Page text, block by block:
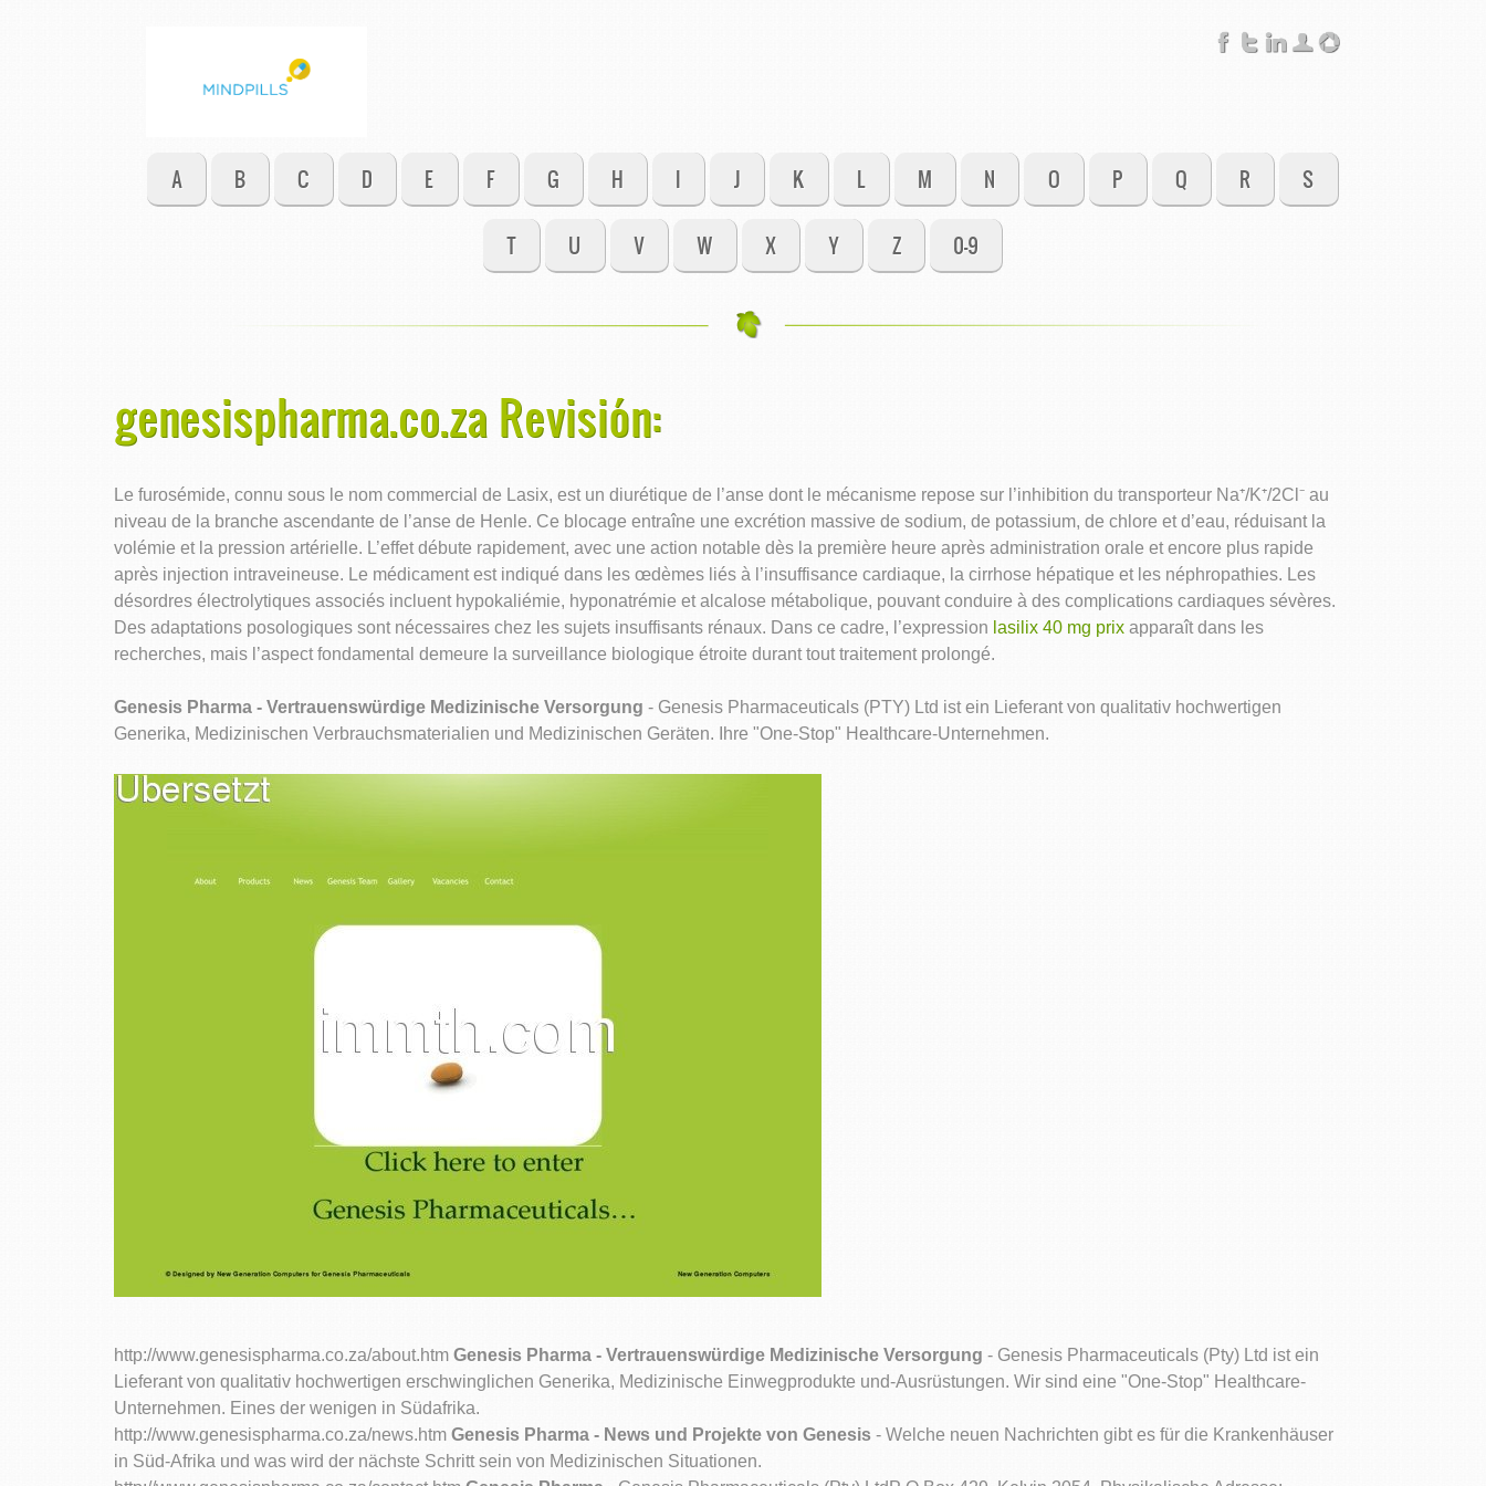
A B C D E F G H I J K L M N O P Q R S
T U V W X Y Z 0-9
genesispharma.co.za Revisión:
Le furosémide, connu sous le nom commercial de Lasix, est un diurétique de l’anse dont le mécanisme repose sur l’inhibition du transporteur Na⁺/K⁺/2Cl⁻ au
niveau de la branche ascendante de l’anse de Henle. Ce blocage entraîne une excrétion massive de sodium, de potassium, de chlore et d’eau, réduisant la
volémie et la pression artérielle. L’effet débute rapidement, avec une action notable dès la première heure après administration orale et encore plus rapide
après injection intraveineuse. Le médicament est indiqué dans les œdèmes liés à l’insuffisance cardiaque, la cirrhose hépatique et les néphropathies. Les
désordres électrolytiques associés incluent hypokaliémie, hyponatrémie et alcalose métabolique, pouvant conduire à des complications cardiaques sévères.
Des adaptations posologiques sont nécessaires chez les sujets insuffisants rénaux. Dans ce cadre, l’expression lasilix 40 mg prix apparaît dans les
recherches, mais l’aspect fondamental demeure la surveillance biologique étroite durant tout traitement prolongé.
Genesis Pharma - Vertrauenswürdige Medizinische Versorgung - Genesis Pharmaceuticals (PTY) Ltd ist ein Lieferant von qualitativ hochwertigen
Generika, Medizinischen Verbrauchsmaterialien und Medizinischen Geräten. Ihre "One-Stop" Healthcare-Unternehmen.
http://www.genesispharma.co.za/about.htmGenesis Pharma - Vertrauenswürdige Medizinische Versorgung - Genesis Pharmaceuticals (Pty) Ltd ist ein
Lieferant von qualitativ hochwertigen erschwinglichen Generika, Medizinische Einwegprodukte und-Ausrüstungen. Wir sind eine "One-Stop" Healthcare-
Unternehmen. Eines der wenigen in Südafrika.
http://www.genesispharma.co.za/news.htmGenesis Pharma - News und Projekte von Genesis - Welche neuen Nachrichten gibt es für die Krankenhäuser
in Süd-Afrika und was wird der nächste Schritt sein von Medizinischen Situationen.